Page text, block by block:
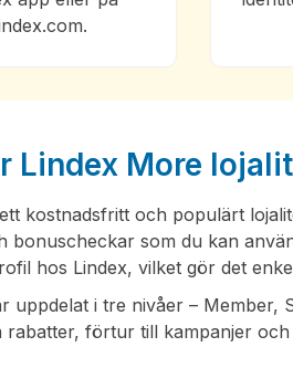
Lindex More
kostnadsfritt och populärt
bonuscheckar som du kan
hos Lindex, vilket gör det
uppdelat i tre nivåer –
rabatter, förtur till kampanjer